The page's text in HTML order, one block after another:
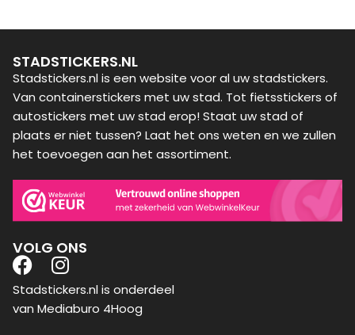
STADSTICKERS.NL
Stadstickers.nl is een website voor al uw stadstickers.
Van containerstickers met uw stad. Tot fietsstickers of
autostickers met uw stad erop! Staat uw stad of
plaats er niet tussen? Laat het ons weten en we zullen
het toevoegen aan het assortiment.
VOLG ONS
Stadstickers.nl is onderdeel
van Mediaburo 4Hoog